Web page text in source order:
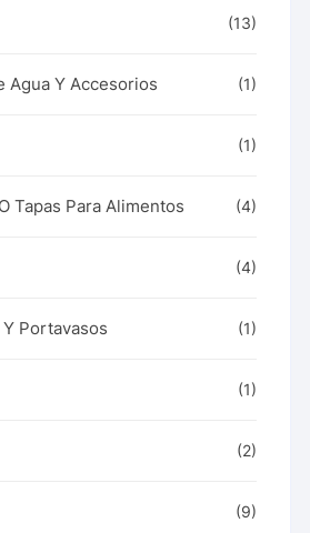
(13)
Agua Y Accesorios (1)
(1)
Tapas Para Alimentos (4)
(4)
Portavasos (1)
(1)
(2)
(9)